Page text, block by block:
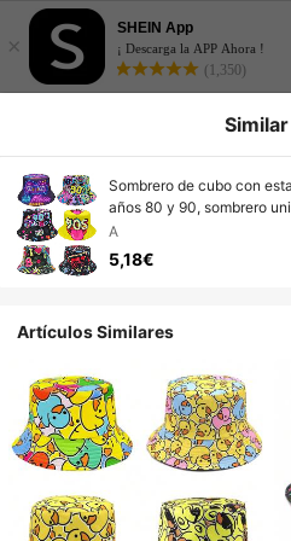
×
SHEIN App
¡ Descarga la APP Ahora !
(1,350)
Similar
Sombrero de cubo con
años 80 y 90, sombrero
de hip hop, adecuado para
A
5,18€
Artículos Similares